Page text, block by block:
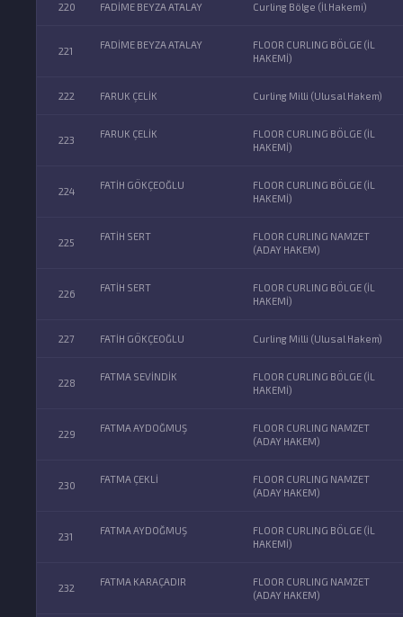
220 FADİME BEYZA ATALAY Curling Bölge (İl Hakemi)
221
FADİME BEYZA ATALAY
FLOOR CURLING BÖLGE (İL
HAKEMİ)
222 FARUK ÇELİK Curling Milli (Ulusal Hakem)
223
FARUK ÇELİK
FLOOR CURLING BÖLGE (İL
HAKEMİ)
224
FATİH GÖKÇEOĞLU
FLOOR CURLING BÖLGE (İL
HAKEMİ)
225
FATİH SERT
FLOOR CURLING NAMZET
(ADAY HAKEM)
226
FATİH SERT
FLOOR CURLING BÖLGE (İL
HAKEMİ)
227 FATİH GÖKÇEOĞLU Curling Milli (Ulusal Hakem)
228
FATMA SEVİNDİK
FLOOR CURLING BÖLGE (İL
HAKEMİ)
229
FATMA AYDOĞMUŞ
FLOOR CURLING NAMZET
(ADAY HAKEM)
230
FATMA ÇEKLİ
FLOOR CURLING NAMZET
(ADAY HAKEM)
231
FATMA AYDOĞMUŞ
FLOOR CURLING BÖLGE (İL
HAKEMİ)
232
FATMA KARAÇADIR
FLOOR CURLING NAMZET
(ADAY HAKEM)